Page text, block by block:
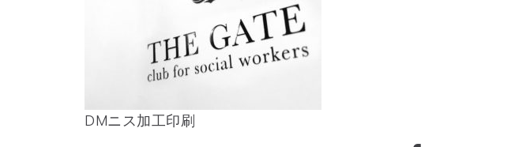
DMニス加工印刷